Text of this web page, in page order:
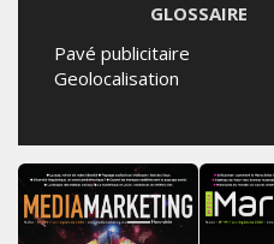
GLOSSAIRE
Pavé publicitaire
Geolocalisation